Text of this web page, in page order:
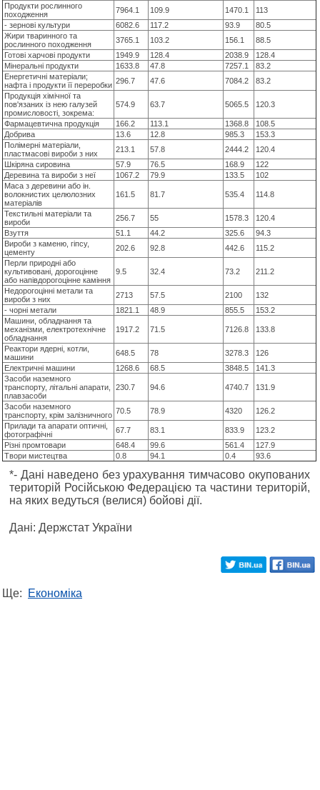
Продукти рослинного
походження
7964.1 109.9 1470.1
113
- зернові культури
6082.6 117.2 93.9
80.5
Жири тваринного та
рослинного походження
3765.1 103.2 156.1
88.5
Готові харчові продукти
1949.9 128.4 2038.9
128.4
Мінеральні продукти
1633.8 47.8 7257.1
83.2
Енергетичні матеріали;
нафта і продукти її переробки 296.7 47.6 7084.2
83.2
Продукція хімічної та
пов'язаних із нею галузей
промисловості, зокрема:
574.9 63.7 5065.5 120.3
Фармацевтична продукція 166.2 113.1 1368.8
108.5
Добрива
13.6 12.8 985.3
153.3
Полімерні матеріали,
пластмасові вироби з них
213.1 57.8 2444.2
120.4
Шкіряна сировина
57.9 76.5 168.9
122
Деревина та вироби з неї
1067.2 79.9 133.5
102
Маса з деревини або ін.
волокнистих целюлозних
матеріалів
161.5 81.7 535.4 114.8
Текстильні матеріали та
вироби
256.7 55 1578.3
120.4
Взуття
51.1 44.2 325.6
94.3
Вироби з каменю, гіпсу,
цементу
202.6 92.8 442.6
115.2
Перли природні або
культивовані, дорогоцінне
або напівдорогоцінне каміння
9.5 32.4 73.2 211.2
Недорогоцінні метали та
вироби з них
2713 57.5 2100
132
- чорні метали
1821.1 48.9 855.5
153.2
Машини, обладнання та
механізми, електротехнічне
обладнання
1917.2 71.5 7126.8 133.8
Реактори ядерні, котли,
машини
648.5 78 3278.3
126
Електричні машини
1268.6 68.5 3848.5
141.3
Засоби наземного
транспорту, літальні апарати,
плавзасоби
230.7 94.6 4740.7 131.9
Засоби наземного
транспорту, крім залізничного 70.5 78.9 4320
126.2
Прилади та апарати оптичні,
фотографічні
67.7 83.1 833.9
123.2
Різні промтовари
648.4 99.6 561.4
127.9
Твори мистецтва
0.8 94.1 0.4 93.6
*- Дані наведено без урахування тимчасово окупованих
територій Російською Федерацією та частини територій,
на яких ведуться (велися) бойові дії.
Дані: Держстат України
Ще: Економіка